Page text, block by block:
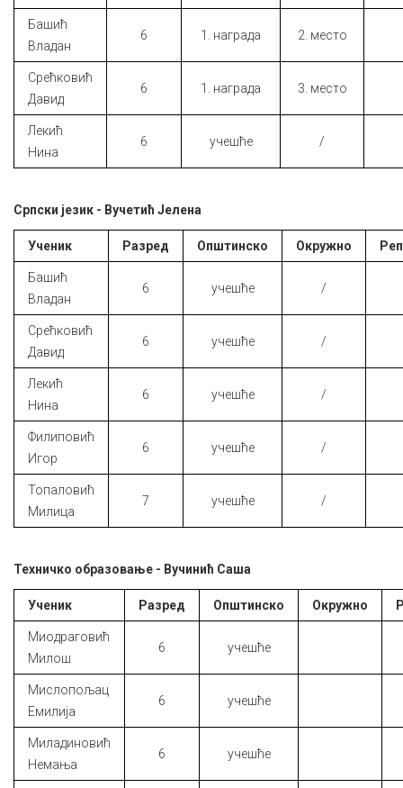
Башић
Владан
6 1. награда 2. место
Срећковић
Давид
6 1. награда 3. место
Лекић
Нина
6 учешће /
Српски језик - Вучетић Јелена
Ученик Разред Општинско Окружно
Башић
Владан
6 учешће /
Срећковић
Давид
6 учешће /
Лекић
Нина
6 учешће /
Филиповић
Игор
6 учешће /
Топаловић
Милица
7 учешће /
Техничко образовање - Вучинић Саша
Ученик Разред Општинско Окружно
Миодраговић
Милош
6 учешће
Мислопољац
Емилија
6 учешће
Миладиновић
Немања
6 учешће